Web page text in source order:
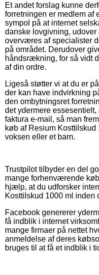
Et andet forslag kunne
forretningen er medlem
sympol på at internet
danske lovgivning,
overværes af specialister
på området. Derudover
håndsrækning, for så vidt
af din ordre.
Ligeså støtter vi at du er
der kan have indvirkning
den ombytningsret
det ydermere
faktura e-mail, så man
køb af Resium Kosttilskud
voksen eller et barn.
Trustpilot tilbyder en del
mange forhenværende
hjælp, at du udforsker
Kosttilskud 1000 ml inden
Facebook genererer
få indblik i internet
mange firmaer på nettet
anmeldelse af deres
bruges til at få et indblik i